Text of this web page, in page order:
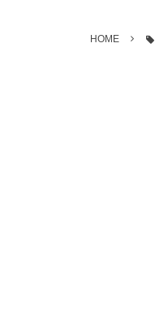
HOME